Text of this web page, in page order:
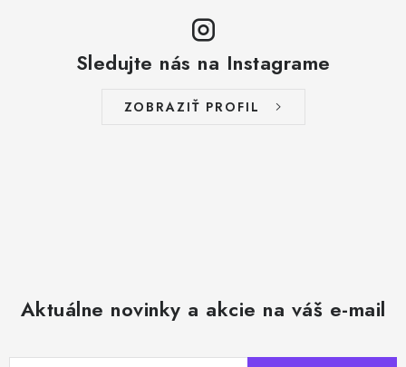
s
Sledujte nás na Instagrame
ZOBRAZIŤ PROFIL
Aktuálne novinky a akcie na váš e-mail